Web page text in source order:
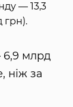
— 13,3
грн).
6,9 млрд
ніж за